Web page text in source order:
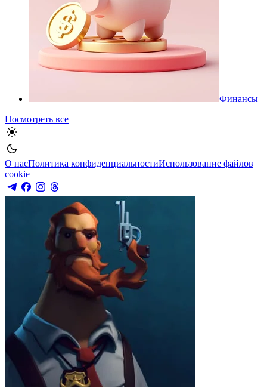
Финансы
Посмотреть все
О насПолитика конфиденциальностиИспользование файлов
cookie